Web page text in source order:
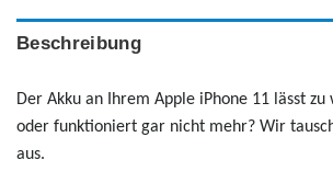
Beschreibung
Der Akku an Ihrem Apple iPhone 11 lässt zu
oder funktioniert gar nicht mehr? Wir
aus.